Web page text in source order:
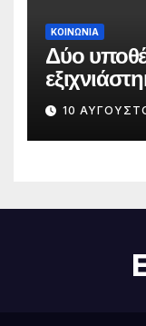
ΚΟΙΝΩΝΙΑ
Δύο
Τέσσερα
10